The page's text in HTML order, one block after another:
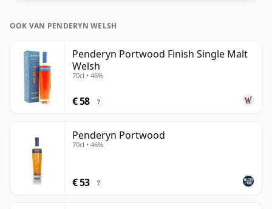
OOK VAN PENDERYN WELSH
Penderyn Portwood Finish Single Malt
Welsh
70cl • 46%
€ 58 ?
Penderyn Portwood
70cl • 46%
€ 53 ?